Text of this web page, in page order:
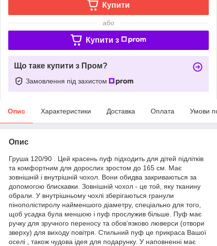
Купити
або
Купити з
Що таке купити з Пром?
Замовлення під захистом
Опис Характеристики Доставка Оплата Умови
Опис
Груша 120/90 . Цей красень пуф підходить для дітей підлітків
та комфортним для дорослих зростом до 165 см. Має
зовнішній і внутрішній чохол. Вони обидва закриваються за
допомогою блискавки. Зовнішній чохол - це той, яку тканину
обрали. У внутрішньому чохлі зберігаються гранули
пінополістиролу найменшого діаметру, спеціально для того,
щоб усадка була меншою і пуф прослужив більше. Пуф має
ручку для зручного переносу та обов’язково люверси (отвори
зверху) для виходу повітря. Стильний пуф це прикраса Вашої
оселі , також чудова ідея для подарунку. У наповненні має